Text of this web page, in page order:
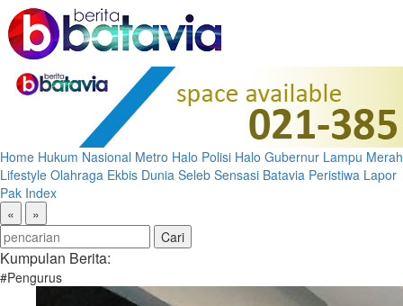
Home Hukum Nasional Metro Halo Polisi Halo Gubernur Lampu Merah
Lifestyle Olahraga Ekbis Dunia Seleb Sensasi Batavia Peristiwa Lapor
Pak Index
«
»
Kumpulan Berita:
#Pengurus